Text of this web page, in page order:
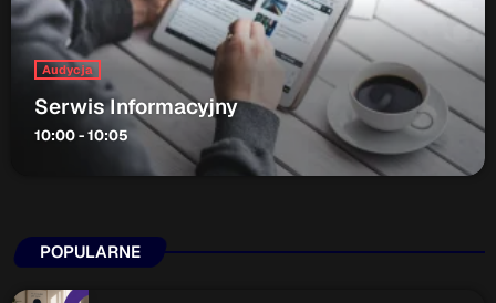
Audycja
Serwis Informacyjny
10:00 - 10:05
POPULARNE